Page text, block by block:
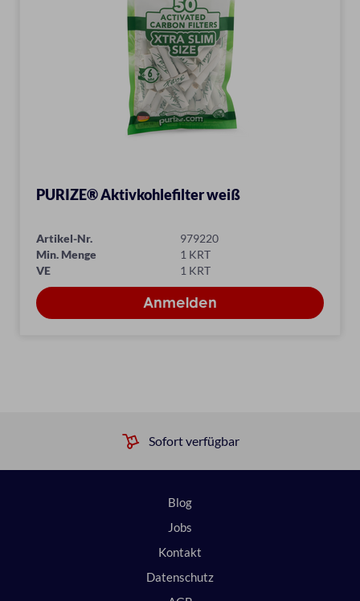
PURIZE® Aktivkohlefilter weiß
Artikel-Nr.
979220
Min. Menge
1 KRT
VE
1 KRT
Sofort verfügbar
Blog
Jobs
Kontakt
Datenschutz